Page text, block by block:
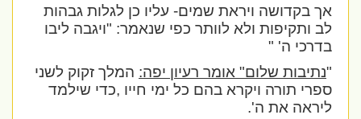
אך בקדושה ויראת שמים- עליו כן לגלות גבהות
לב ותקיפות ולא לוותר כפי שנאמר: "ויגבה ליבו
בדרכי ה' "
נתיבות שלום" אומר רעיון יפה:המלך זקוק לשני
ספרי תורה ויקרא בהם כל ימי חייו ,כדי שילמד
ליראה את ה'.